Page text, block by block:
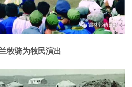
牧骑为牧民演出